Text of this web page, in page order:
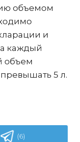
объемом
и
каждый
объем
5 л.
(6)